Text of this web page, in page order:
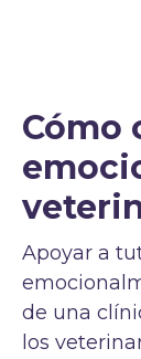
Cómo
Apoyar a
de una
los